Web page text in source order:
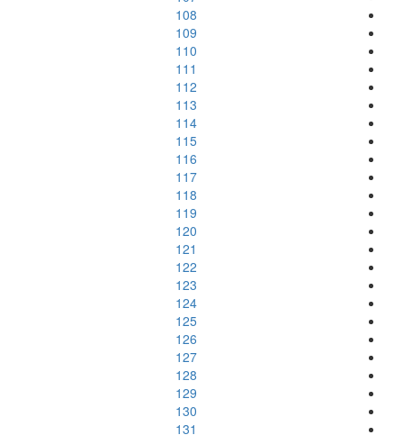
108
109
110
111
112
113
114
115
116
117
118
119
120
121
122
123
124
125
126
127
128
129
130
131